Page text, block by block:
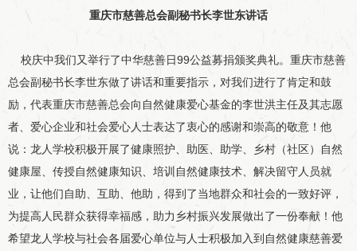
重庆市慈善总会副秘书长李世东讲话
校庆中我们又举行了中华慈善日99公益募捐颁奖典礼。重庆市慈善
总会副秘书长李世东做了讲话和重要指示，对我们进行了肯定和鼓
励，代表重庆市慈善总会向自然健康爱心基金的李世洪主任及其志愿
者、爱心企业和社会爱心人士表达了衷心的感谢和崇高的敬意！他
说：龙人学校积极开展了健康照护、助医、助学、乡村（社区）自然
健康屋、传授自然健康知识、培训自然健康技术、解决留守人员就
业，让他们自助、互助、他助，得到了当地群众和社会的一致好评，
为提高人民群众获得幸福感，助力乡村振兴发展做出了一份奉献！他
希望龙人学校与社会各届爱心单位与人士积极加入到自然健康慈善爱